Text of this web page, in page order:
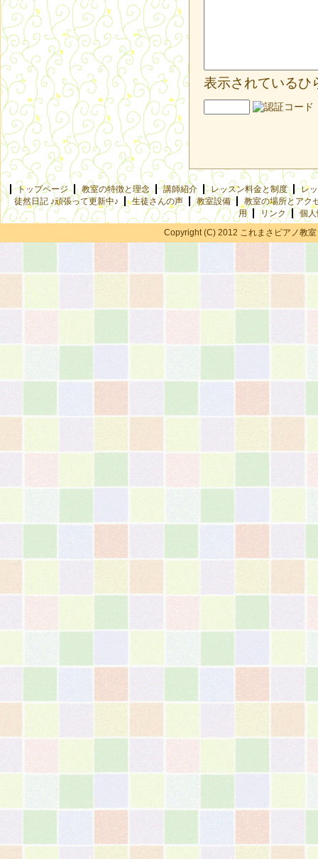
表示されているひ
トップページ 教室の特徴と理念 講師紹介 レッスン料金と制度
レ
徒然日記 ♪頑張って更新中♪
生徒さんの声 教室設備
教室の場所とアク
用
リンク
個
Copyright (C) 2012 これまさピアノ教